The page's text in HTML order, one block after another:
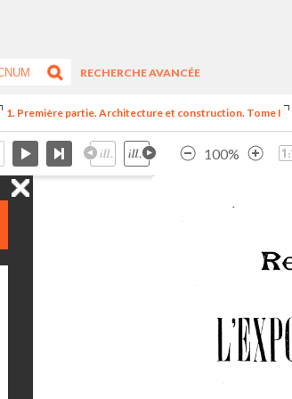
RECHERCHE AVANCÉE
1. Première partie. Architecture et construction. Tome I
100%